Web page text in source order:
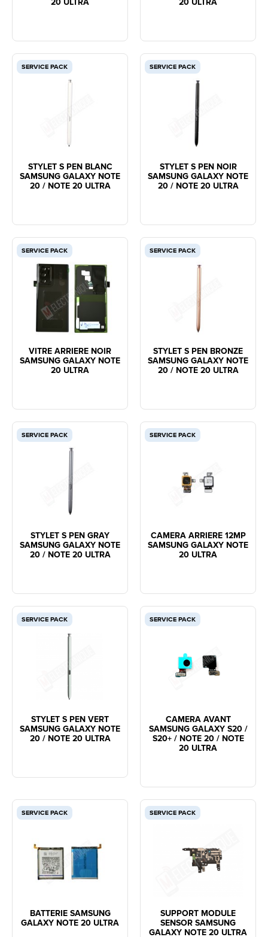
20 ULTRA
20 ULTRA
SERVICE PACK
STYLET S PEN BLANC
SAMSUNG GALAXY NOTE
20 / NOTE 20 ULTRA
SERVICE PACK
STYLET S PEN NOIR
SAMSUNG GALAXY NOTE
20 / NOTE 20 ULTRA
SERVICE PACK
VITRE ARRIERE NOIR
SAMSUNG GALAXY NOTE
20 ULTRA
SERVICE PACK
STYLET S PEN BRONZE
SAMSUNG GALAXY NOTE
20 / NOTE 20 ULTRA
SERVICE PACK
STYLET S PEN GRAY
SAMSUNG GALAXY NOTE
20 / NOTE 20 ULTRA
SERVICE PACK
CAMERA ARRIERE 12MP
SAMSUNG GALAXY NOTE
20 ULTRA
SERVICE PACK
STYLET S PEN VERT
SAMSUNG GALAXY NOTE
20 / NOTE 20 ULTRA
SERVICE PACK
CAMERA AVANT
SAMSUNG GALAXY S20 /
S20+ / NOTE 20 / NOTE
20 ULTRA
SERVICE PACK
BATTERIE SAMSUNG
GALAXY NOTE 20 ULTRA
SERVICE PACK
SUPPORT MODULE
SENSOR SAMSUNG
GALAXY NOTE 20 ULTRA